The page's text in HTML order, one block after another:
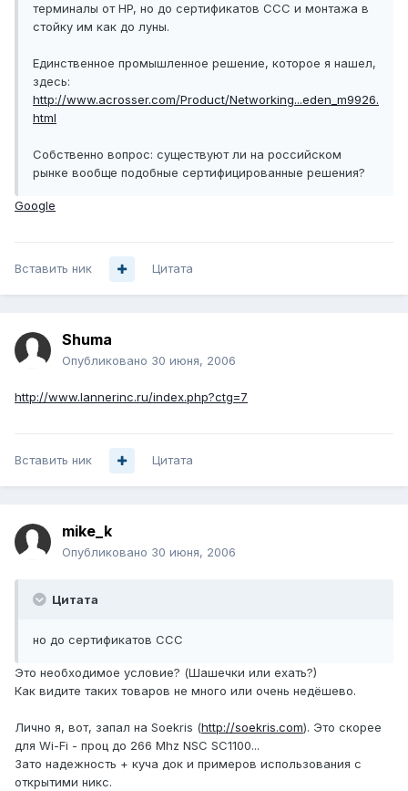
терминалы от HP, но до сертификатов ССС и монтажа в
стойку им как до луны.
Единственное промышленное решение, которое я нашел,
здесь:
http://www.acrosser.com/Product/Networking...eden_m9926.
html
Собственно вопрос: существуют ли на российском
рынке вообще подобные сертифицированные решения?
Google
Вставить ник Цитата
Shuma
Опубликовано 30 июня, 2006
http://www.lannerinc.ru/index.php?ctg=7
Вставить ник Цитата
mike_k
Опубликовано 30 июня, 2006
Цитата
но до сертификатов ССС
Это необходимое условие? (Шашечки или ехать?)
Как видите таких товаров не много или очень недёшево.
Лично я, вот, запал на Soekris (http://soekris.com). Это скорее
для Wi-Fi - проц до 266 Mhz NSC SC1100...
Зато надежность + куча док и примеров использования с
открытими никс.